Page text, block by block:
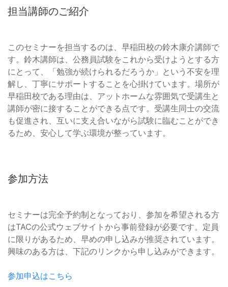
担当講師のご紹介
このセミナーを担当するのは、早稲田校の鈴木康介講師で
す。鈴木講師は、公務員試験をこれから受けようとする方
にとって、「勉強が続けられるだろうか」という不安を理
解し、丁寧にサポートすることを心掛けています。場所が
早稲田校である理由は、アットホームな雰囲気で受講生と
講師が密に接することができる点です。受講生同士の交流
も促進され、互いに支え合いながら試験に臨むことができ
るため、安心して学ぶ環境が整っています。
参加方法
セミナーは完全予約制となっており、参加を希望される方
はTACの公式ウェブサイトから事前登録が必要です。定員
に限りがあるため、早めの申し込みが推奨されています。
興味のある方は、下記のリンクから申し込みができます。
参加申込はこちら